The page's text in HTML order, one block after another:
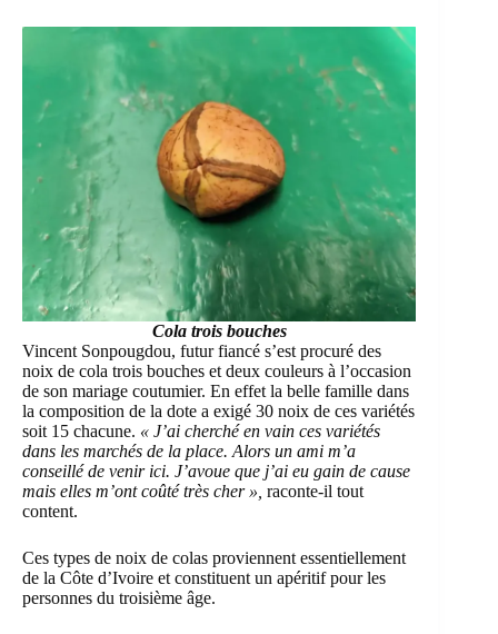
Cola trois bouches
Vincent Sonpougdou, futur fiancé s’est procuré des
noix de cola trois bouches et deux couleurs à l’occasion
de son mariage coutumier. En effet la belle famille dans
la composition de la dote a exigé 30 noix de ces variétés
soit 15 chacune. « J’ai cherché en vain ces variétés
dans les marchés de la place. Alors un ami m’a
conseillé de venir ici. J’avoue que j’ai eu gain de cause
mais elles m’ont coûté très cher », raconte-il tout
content.
Ces types de noix de colas proviennent essentiellement
de la Côte d’Ivoire et constituent un apéritif pour les
personnes du troisième âge.